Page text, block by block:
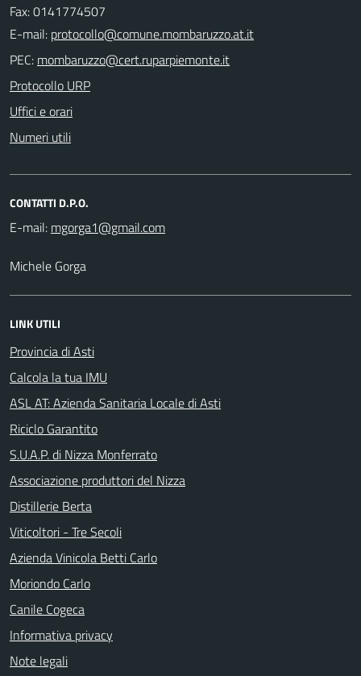
Fax: 0141774507
E-mail:
PEC:
Protocollo URP
Uffici e orari
Numeri utili
CONTATTI D.P.O.
E-mail:
Michele Gorga
LINK UTILI
Provincia di Asti
Calcola la tua IMU
ASL AT: Azienda Sanitaria Locale di Asti
Riciclo Garantito
S.U.A.P. di Nizza Monferrato
Associazione produttori del Nizza
Distillerie Berta
Viticoltori - Tre Secoli
Azienda Vinicola Betti Carlo
Moriondo Carlo
Canile Cogeca
Informativa privacy
Note legali